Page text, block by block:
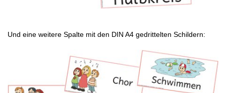
Und eine weitere Spalte mit den DIN A4 gedrittelten Schildern: